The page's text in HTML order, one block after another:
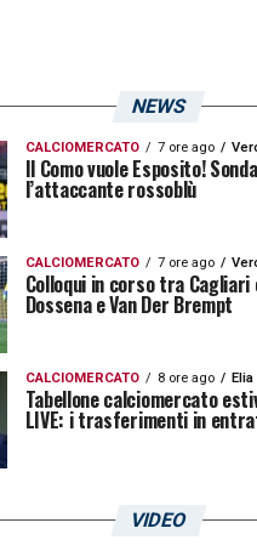
prenderli entrambi.
molto Kilicsoy! Su
CAGLIARI
sono chiamati ai
NEWS
CALCIOMERCATO 7 ore ago
Il Como vuole Esposito!
l’attaccante rossoblù
CALCIOMERCATO 7 ore ago
Colloqui in corso tra Cagliari
Dossena e Van Der Brempt
CALCIOMERCATO 8 ore ago Elia
Tabellone calciomercato
LIVE: i trasferimenti in
VIDEO